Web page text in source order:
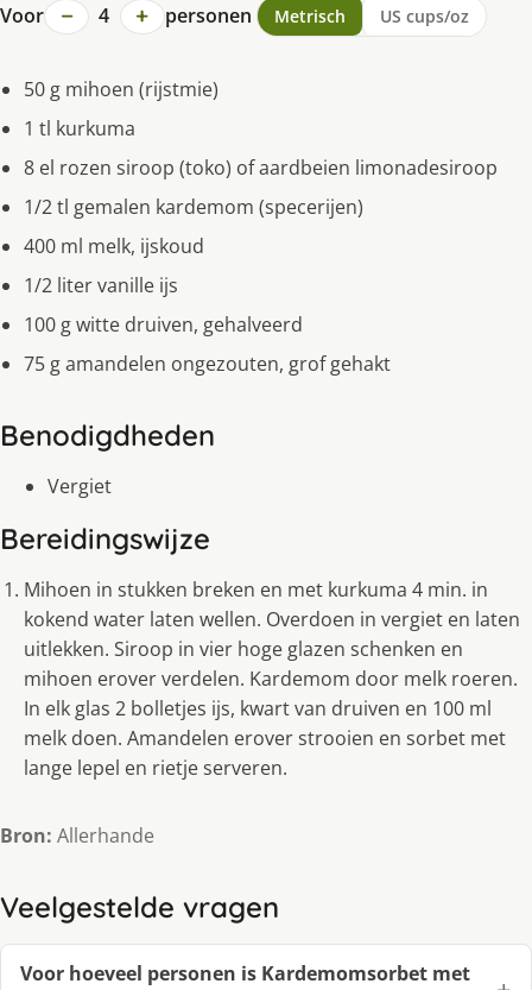
Voor − 4 + personen Metrisch US cups/oz
50 g mihoen (rijstmie)
1 tl kurkuma
8 el rozen siroop (toko) of aardbeien limonadesiroop
1/2 tl gemalen kardemom (specerijen)
400 ml melk, ijskoud
1/2 liter vanille ijs
100 g witte druiven, gehalveerd
75 g amandelen ongezouten, grof gehakt
Benodigdheden
Vergiet
Bereidingswijze
Mihoen in stukken breken en met kurkuma 4 min. in
kokend water laten wellen. Overdoen in vergiet en laten
uitlekken. Siroop in vier hoge glazen schenken en
mihoen erover verdelen. Kardemom door melk roeren.
In elk glas 2 bolletjes ijs, kwart van druiven en 100 ml
melk doen. Amandelen erover strooien en sorbet met
lange lepel en rietje serveren.
Bron: Allerhande
Veelgestelde vragen
Voor hoeveel personen is Kar­de­moms­or­bet met